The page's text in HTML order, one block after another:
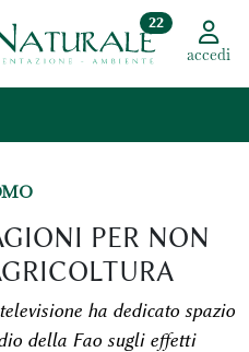
22
accedi
PER NON
ha dedicato spazio
della Fao sugli effetti